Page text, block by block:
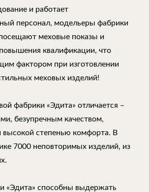
и работает
персонал, модельеры фабрики
меховые показы и
квалификации, что
фактором при изготовлении
меховых изделий!
фабрики «Эдита» отличается –
безупречным качеством,
высокой степенью комфорта. В
7000 неповторимых изделий, из
«Эдита» способны выдержать